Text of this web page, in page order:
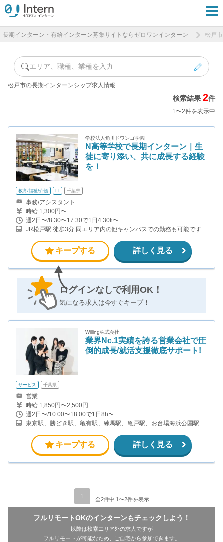
長期インターン・有給インターン募集サイトならゼロワンインターン 松戸
エリア、職種、業種を入力
松戸市の長期インターンシップ求人情報
検索結果2件
1〜2件を表示中
学校法人角川ドワンゴ学園
N高等学校で長期インターン｜生
徒に寄り添い、共に成長する経験
を！
教育/福祉/介護 IT 千葉県
事務/アシスタント
時給 1,300円〜
週2日〜/8:30〜17:30で1日4.30h〜
JR松戸駅 徒歩3分 同エリア内の他キャンパスでの勤務も可能です！
キープする 詳しく見る
ログインなしで利用OK！
気になる求人は今すぐキープ！
Willing株式会社
業界No.1実績を誇る営業会社で圧
倒的成長/就活支援徹底サポート!
サービス 千葉県
営業
時給 1,850円〜2,500円
週2日〜/10:00〜18:00で1日8h〜
東京駅、勝どき駅、亀有駅、練馬駅、亀戸駅、お台場海浜公園駅、
宅から近い現場で調整致します。
キープする 詳しく見る
1 全2件中 1〜2件を表示
フルリモートOKのインターンもチェックしよう！
以降は検索エリア外の求人ですが
フルリモートが可能なため、ご自宅から参加できます。